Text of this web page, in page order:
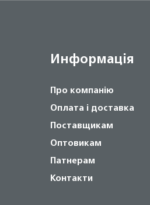
Информація
Про компанію
Оплата і доставка
Поставщикам
Оптовикам
Патнерам
Контакти